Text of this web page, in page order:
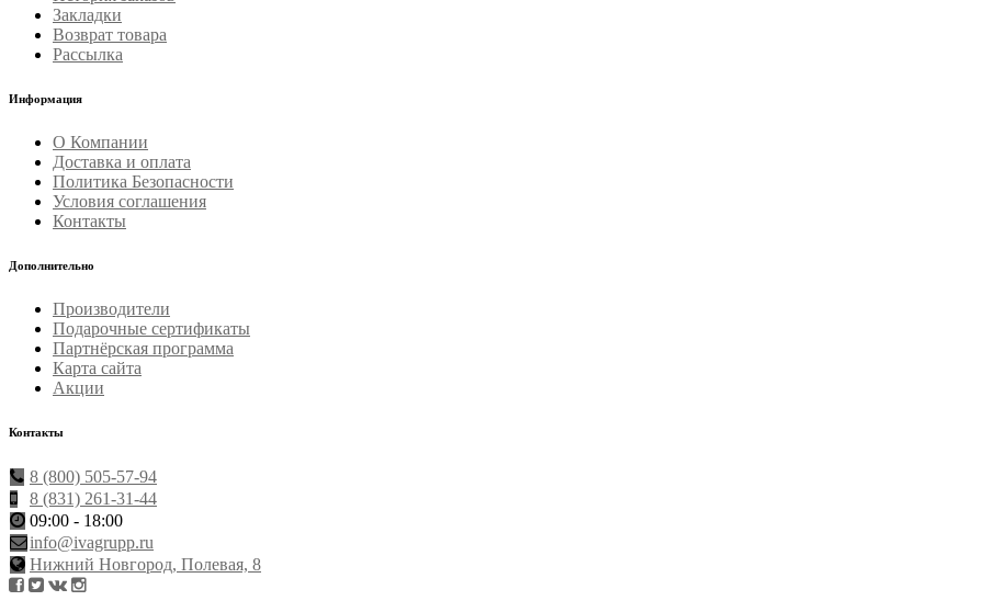
Закладки
Возврат товара
Рассылка
Информация
О Компании
Доставка и оплата
Политика Безопасности
Условия соглашения
Контакты
Дополнительно
Производители
Подарочные сертификаты
Партнёрская программа
Карта сайта
Акции
Контакты
8 (800) 505-57-94
8 (831) 261-31-44
09:00 - 18:00
info@ivagrupp.ru
Нижний Новгород, Полевая, 8